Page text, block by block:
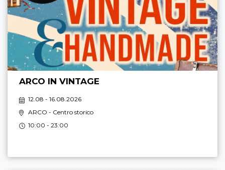
ARCO IN VINTAGE
12.08 - 16.08.2026
ARCO - Centro storico
10:00 - 23:00